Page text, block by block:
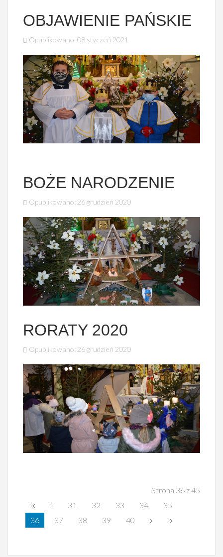
OBJAWIENIE PAŃSKIE
Opublikowano: 08 styczeń 2021
BOŻE NARODZENIE
Opublikowano: 26 grudzień 2020
RORATY 2020
Opublikowano: 26 grudzień 2020
Strona 36 z 45
31
32 33 34
35
36
37 38 39 40